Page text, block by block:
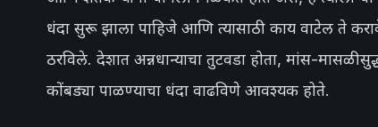
धंदा सुरू झाला पाहिजे आणि त्यासाठी काय वाटेल ते
ठरविले. देशात अन्नधान्याचा तुटवडा होता, मांस-
कोंबड्या पाळण्याचा धंदा वाढविणे आवश्यक होते.